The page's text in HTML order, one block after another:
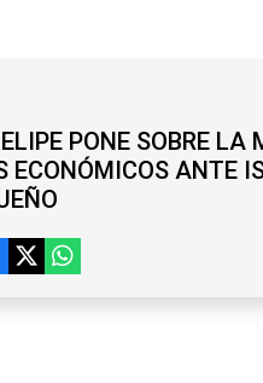
PONE SOBRE LA
ECONÓMICOS ANTE